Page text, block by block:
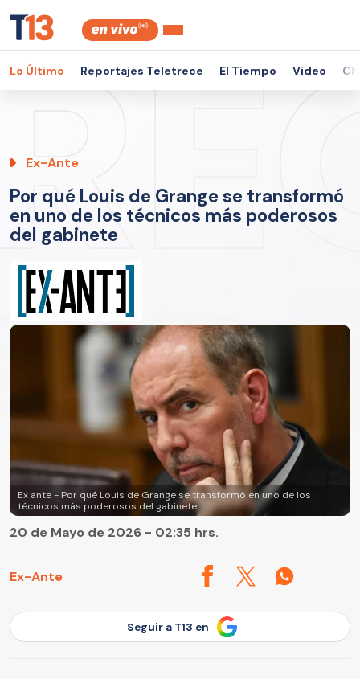
Lo Último Reportajes Teletrece El Tiempo Video
Ex-Ante
Por qué Louis de Grange se transformó
en uno de los técnicos más poderosos
del gabinete
Ex ante - Por qué Louis de Grange se transformó en uno de los
técnicos más poderosos del gabinete
Ex-Ante
20 de Mayo de 2026 - 02:35 hrs.
Seguir a T13 en